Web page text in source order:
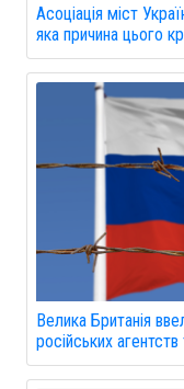
Асоціація міст
яка причина цього
Велика Британія
російських